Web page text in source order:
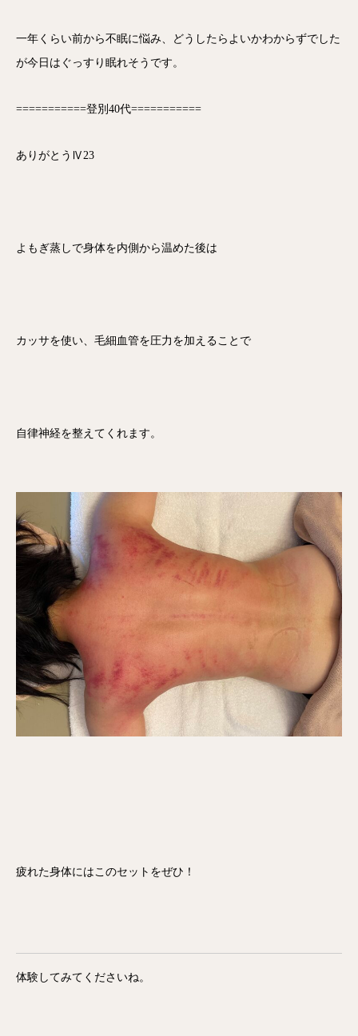
一年くらい前から不眠に悩み、どうしたらよいかわからずでした
が今日はぐっすり眠れそうです。
===========登別40代===========
ありがとうⅣ23
よもぎ蒸しで身体を内側から温めた後は
カッサを使い、毛細血管を圧力を加えることで
自律神経を整えてくれます。
疲れた身体にはこのセットをぜひ！
体験してみてくださいね。